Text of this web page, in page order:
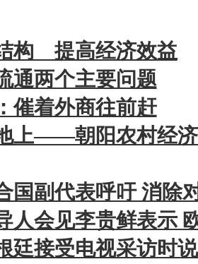
构 提高经济效益
通两个主要问题
催着外商往前赶
上——朝阳农村经
国副代表呼吁 消除
人会见李贵鲜表示
廷接受电视采访时